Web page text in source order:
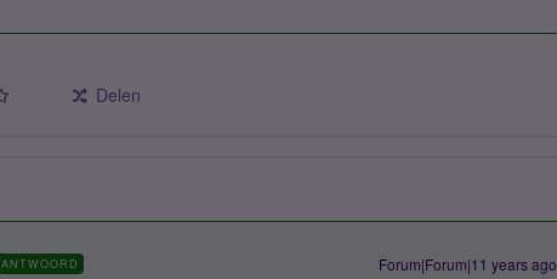
Delen
ANTWOORD Forum|Forum|11 years ago